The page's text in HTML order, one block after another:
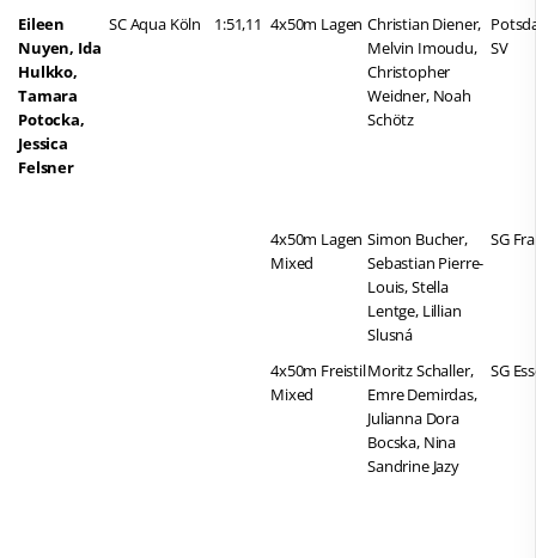
Eileen
Nuyen, Ida
Hulkko,
Tamara
Potocka,
Jessica
Felsner
SC Aqua Köln 1:51,11 4x50m Lagen Christian Diener,
Melvin Imoudu,
Christopher
Weidner, Noah
Schötz
SV
4x50m Lagen
Mixed
Simon Bucher,
Sebastian Pierre-
Louis, Stella
Lentge, Lillian
Slusná
SG
4x50m Freistil
Mixed
Moritz Schaller,
Emre Demirdas,
Julianna Dora
Bocska, Nina
Sandrine Jazy
SG